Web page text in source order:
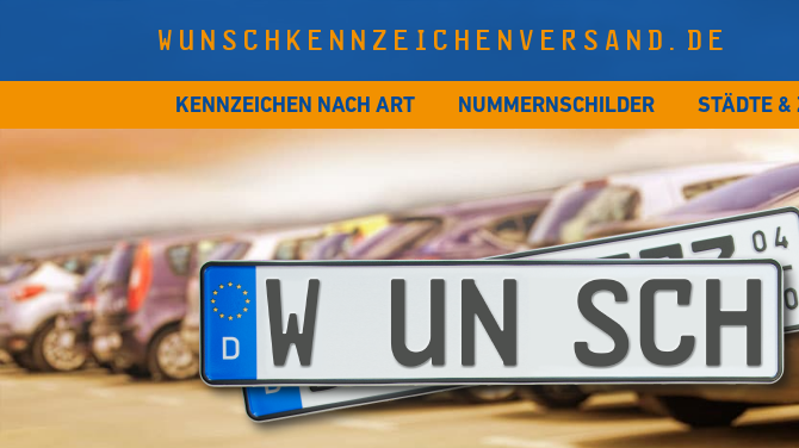
WUNSCHKENNZEICHENVERSAND.DE
KENNZEICHEN NACH ART NUMMERNSCHILDER STÄDTE &